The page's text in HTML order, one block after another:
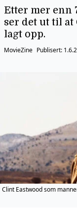
Etter mer enn
ser det ut til
lagt opp.
MovieZine Publisert:
Clint Eastwood som